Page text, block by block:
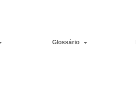
Glossário